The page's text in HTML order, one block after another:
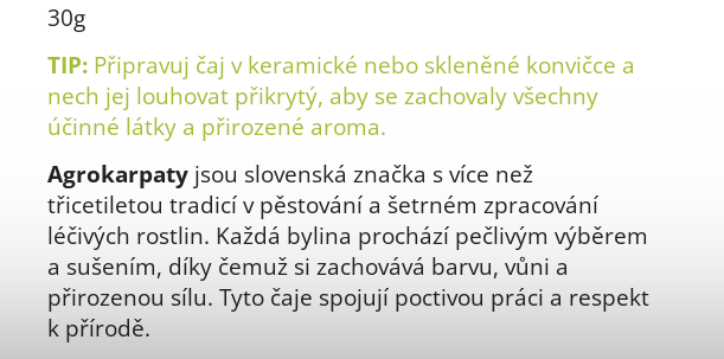
30g
TIP: Připravuj čaj v keramické nebo skleněné konvičce a
nech jej louhovat přikrytý, aby se zachovaly všechny
účinné látky a přirozené aroma.
Agrokarpaty jsou slovenská značka s více než
třicetiletou tradicí v pěstování a šetrném zpracování
léčivých rostlin. Každá bylina prochází pečlivým výběrem
a sušením, díky čemuž si zachovává barvu, vůni a
přirozenou sílu. Tyto čaje spojují poctivou práci a respekt
k přírodě.